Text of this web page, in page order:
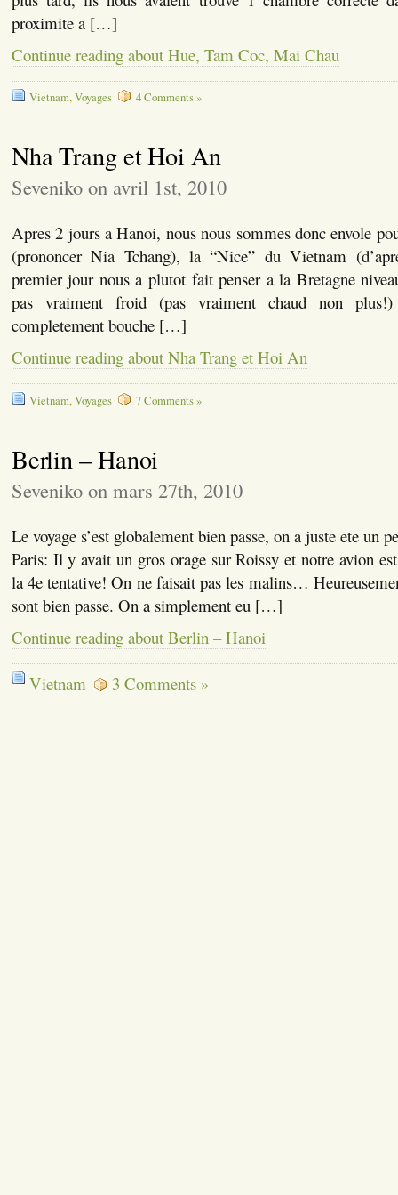
proximite a […]
Continue reading about Hue, Tam Coc, Mai Chau
Vietnam,Voyages 4 Comments »
Nha Trang et Hoi An
Seveniko on avril 1st, 2010
Apres 2 jours a Hanoi, nous nous sommes donc envole
(prononcer Nia Tchang), la “Nice” du Vietnam
premier jour nous a plutot fait penser a la Bretagne
pas vraiment froid (pas vraiment chaud non
completement bouche […]
Continue reading about Nha Trang et Hoi An
Vietnam,Voyages 7 Comments »
Berlin – Hanoi
Seveniko on mars 27th, 2010
Le voyage s’est globalement bien passe, on a juste ete un
Paris: Il y avait un gros orage sur Roissy et notre avion
la 4e tentative! On ne faisait pas les malins…
sont bien passe. On a simplement eu […]
Continue reading about Berlin – Hanoi
Vietnam 3 Comments »